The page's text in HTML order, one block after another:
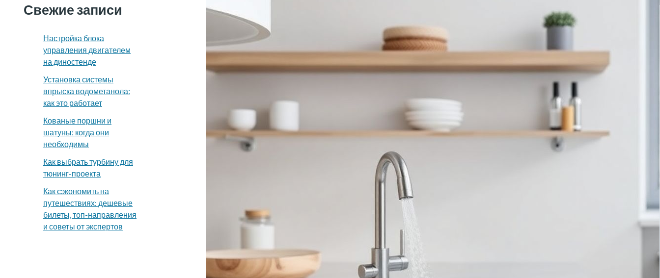
Свежие записи
Настройка блока
управления двигателем
на диностенде
Установка системы
впрыска водометанола:
как это работает
Кованые поршни и
шатуны: когда они
необходимы
Как выбрать турбину для
тюнинг-проекта
Как сэкономить на
путешествиях: дешевые
билеты, топ-направления
и советы от экспертов